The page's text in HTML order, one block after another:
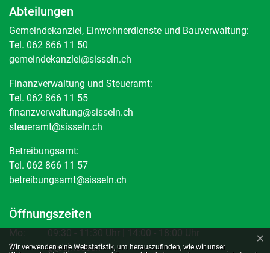
Abteilungen
Gemeindekanzlei, Einwohnerdienste und Bauverwaltung:
Tel. 062 866 11 50
gemeindekanzlei@sisseln.ch
Finanzverwaltung und Steueramt:
Tel. 062 866 11 55
finanzverwaltung@sisseln.ch
steueramt@sisseln.ch
Betreibungsamt:
Tel. 062 866 11 57
betreibungsamt@sisseln.ch
Öffnungszeiten
Mo:
09:30 - 11:30 Uhr | 14:00 - 18:00 Uhr
Di:
geschlossen
Webstatistik
Wir verwenden eine Webstatistik, um herauszufinden, wie wir unser
×